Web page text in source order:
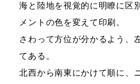
海と陸地を視覚的に明瞭に区
メントの色を変えて印刷。
さわって方位が分かるよう、
てある。
北西から南東にかけて順に、